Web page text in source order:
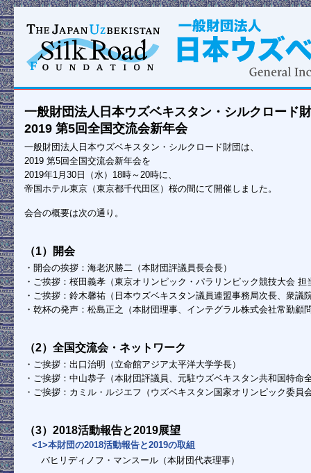
一般財団法人日本ウズベキスタン・シルクロード
2019 第5回全国交流会新年会
一般財団法人日本ウズベキスタン・シルクロード財団は、
2019 第5回全国交流会新年会を
2019年1月30日（水）18時～20時に、
帝国ホテル東京（東京都千代田区）桜の間にて開催しました。
会合の概要は次の通り。
（1）開会
・開会の挨拶：海老沢勝二（本財団評議員長会長）
・ご挨拶：桜田義孝（東京オリンピック・パラリンピック競技大会 担
・ご挨拶：鈴木馨祐（日本ウズベキスタン議員連盟事務局次長、衆議
・乾杯の発声：松島正之（本財団理事、インテグラル株式会社常勤顧
（2）全国交流会・ネットワーク
・ご挨拶：出口治明（立命館アジア太平洋大学学長）
・ご挨拶：中山恭子（本財団評議員、元駐ウズベキスタン共和国特命
・ご挨拶：カミル・ルジエフ（ウズベキスタン国家オリンピック委員
（3）2018活動報告と2019展望
<1>本財団の2018活動報告と2019の取組
バヒリディノフ・マンスール（本財団代表理事）